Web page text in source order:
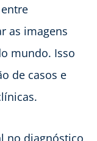
as imagens
mundo. Isso
de casos e
no diagnóstico